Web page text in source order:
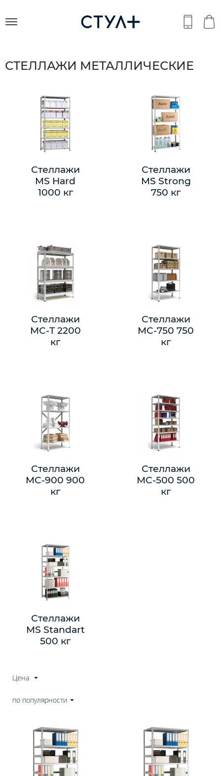
СТЕЛЛАЖИ МЕТАЛЛИЧЕСКИЕ
Стеллажи
MS Hard
1000 кг
Стеллажи
MS Strong
750 кг
Стеллажи
МС-Т 2200
кг
Стеллажи
MC-750 750
кг
Стеллажи
MC-900 900
кг
Стеллажи
MC-500 500
кг
Стеллажи
MS Standart
500 кг
Цена
по популярности